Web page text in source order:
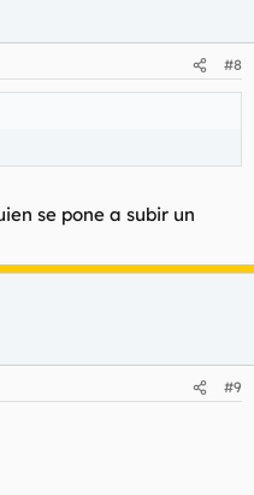
#8
se pone a subir un
#9